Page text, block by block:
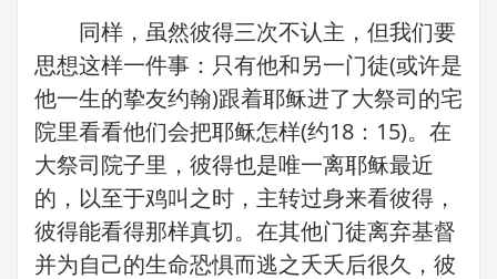
同样，虽然彼得三次不认主，但我们要
思想这样一件事：只有他和另一门徒(或许是
他一生的挚友约翰)跟着耶稣进了大祭司的宅
院里看看他们会把耶稣怎样(约18：15)。在
大祭司院子里，彼得也是唯一离耶稣最近
的，以至于鸡叫之时，主转过身来看彼得，
彼得能看得那样真切。在其他门徒离弃基督
并为自己的生命恐惧而逃之夭夭后很久，彼